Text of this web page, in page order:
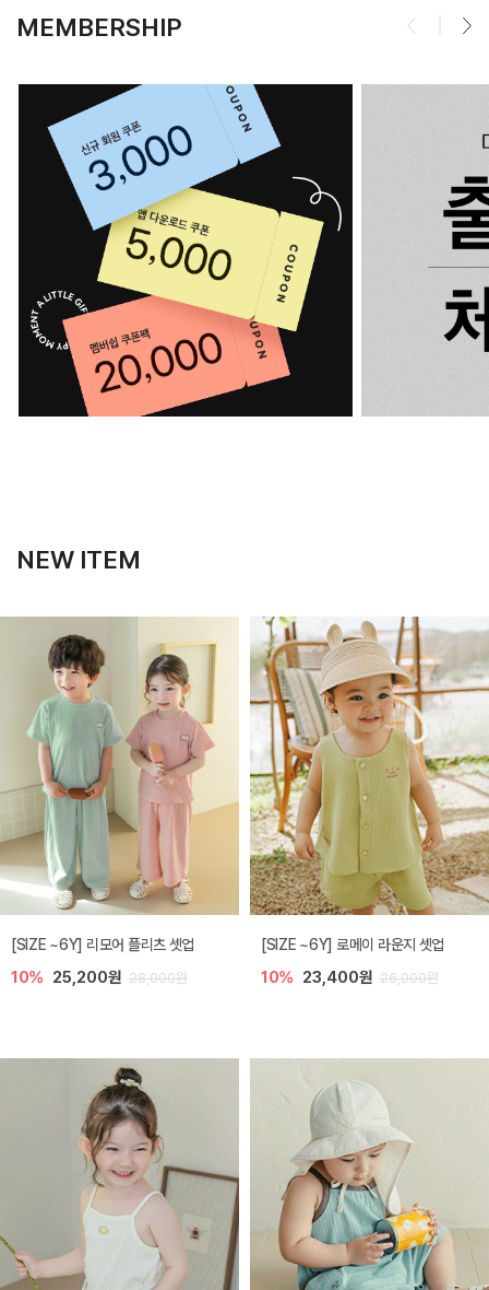
MEMBERSHIP
NEW ITEM
[SIZE ~6Y] 리모어 플리츠 셋업
10% 25,200원 28,000원
[SIZE ~6Y] 로메이 라운지 셋업
10% 23,400원 26,000원